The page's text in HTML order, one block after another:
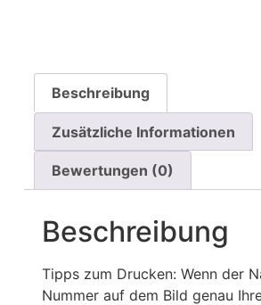
Beschreibung
Zusätzliche Informationen
Bewertungen (0)
Beschreibung
Tipps zum Drucken: Wenn der
Nummer auf dem Bild genau